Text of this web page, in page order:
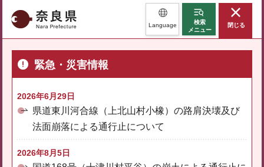
奈良県 Language
検索
メニュー
閉じる
緊急・災害情報
2026年6月29日
県道東川河合線（上北山村小橡）の路肩決壊及び
法面崩落による通行止について
2026年8月5日